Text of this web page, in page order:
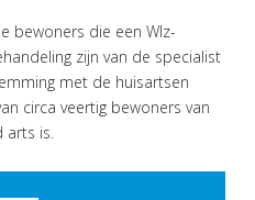
bewoners die een Wlz-
zijn van de specialist
met de huisartsen
circa veertig bewoners van
is.